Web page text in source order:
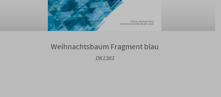
Weihnachtsbaum Fragment blau
DK1383